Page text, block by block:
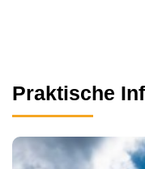
Praktische